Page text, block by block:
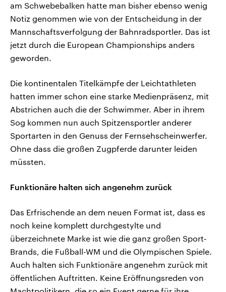
am Schwebebalken hatte man bisher ebenso wenig
Notiz genommen wie von der Entscheidung in der
Mannschaftsverfolgung der Bahnradsportler. Das ist
jetzt durch die European Championships anders
geworden.
Die kontinentalen Titelkämpfe der Leichtathleten
hatten immer schon eine starke Medienpräsenz, mit
Abstrichen auch die der Schwimmer. Aber in ihrem
Sog kommen nun auch Spitzensportler anderer
Sportarten in den Genuss der Fernsehscheinwerfer.
Ohne dass die großen Zugpferde darunter leiden
müssten.
Funktionäre halten sich angenehm zurück
Das Erfrischende an dem neuen Format ist, dass es
noch keine komplett durchgestylte und
überzeichnete Marke ist wie die ganz großen Sport-
Brands, die Fußball-WM und die Olympischen Spiele.
Auch halten sich Funktionäre angenehm zurück mit
öffentlichen Auftritten. Keine Eröffnungsreden von